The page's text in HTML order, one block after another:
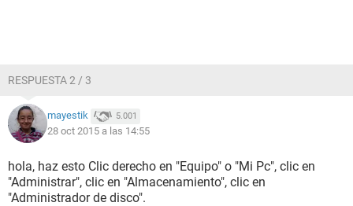
RESPUESTA 2 / 3
mayestik 5.001
28 oct 2015 a las 14:55
hola, haz esto Clic derecho en "Equipo" o "Mi Pc", clic en
"Administrar", clic en "Almacenamiento", clic en
"Administrador de disco".